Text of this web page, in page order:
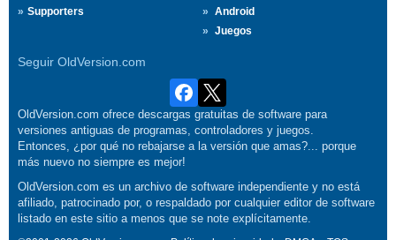
Supporters
Android
Juegos
Seguir OldVersion.com
OldVersion.com ofrece descargas gratuitas de software para
versiones antiguas de programas, controladores y juegos.
Entonces, ¿por qué no rebajarse a la versión que amas?... porque
más nuevo no siempre es mejor!
OldVersion.com es un archivo de software independiente y no está
afiliado, patrocinado por, o respaldado por cualquier editor de software
listado en este sitio a menos que se note explícitamente.